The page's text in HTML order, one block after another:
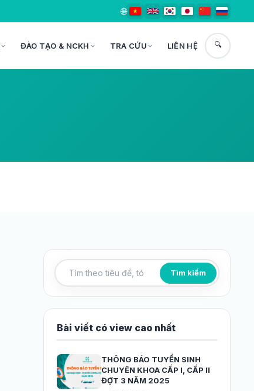
🌐
ĐÀO TẠO & NCKH TRA CỨU LIÊN HỆ 🔍
Tìm kiếm bài viết
Tìm kiếm
Bài viết có view cao nhất
THÔNG BÁO TUYỂN SINH
CHUYÊN KHOA CẤP I, CẤP II
ĐỢT 3 NĂM 2025